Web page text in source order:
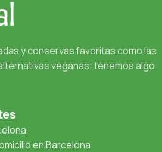
y conservas favoritas como las
veganas: tenemos algo
en Barcelona